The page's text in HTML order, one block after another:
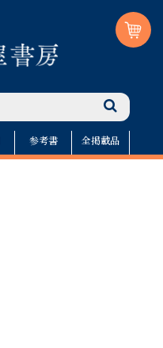
参考書 全掲載品